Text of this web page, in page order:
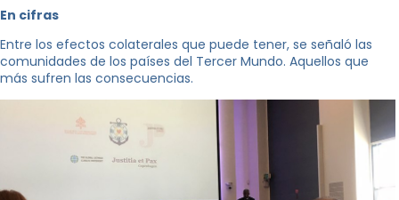
En cifras
Entre los efectos colaterales que puede tener, se señaló las
comunidades de los países del Tercer Mundo. Aquellos que
más sufren las consecuencias.